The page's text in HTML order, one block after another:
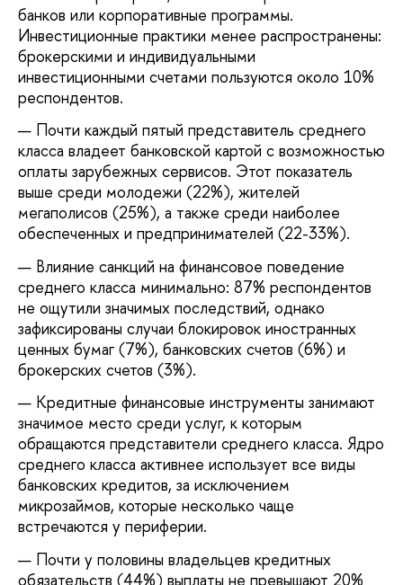
банков или корпоративные программы.
Инвестиционные практики менее распространены:
брокерскими и индивидуальными
инвестиционными счетами пользуются около 10%
респондентов.
Почти каждый пятый представитель среднего
класса владеет банковской картой с возможностью
оплаты зарубежных сервисов. Этот показатель
выше среди молодежи (22%), жителей
мегаполисов (25%), а также среди наиболее
обеспеченных и предпринимателей (22-33%).
Влияние санкций на финансовое поведение
среднего класса минимально: 87% респондентов
не ощутили значимых последствий, однако
зафиксированы случаи блокировок иностранных
ценных бумаг (7%), банковских счетов (6%) и
брокерских счетов (3%).
Кредитные финансовые инструменты занимают
значимое место среди услуг, к которым
обращаются представители среднего класса. Ядро
среднего класса активнее использует все виды
банковских кредитов, за исключением
микрозаймов, которые несколько чаще
встречаются у периферии.
Почти у половины владельцев кредитных
обязательств (44%) выплаты не превышают 20%